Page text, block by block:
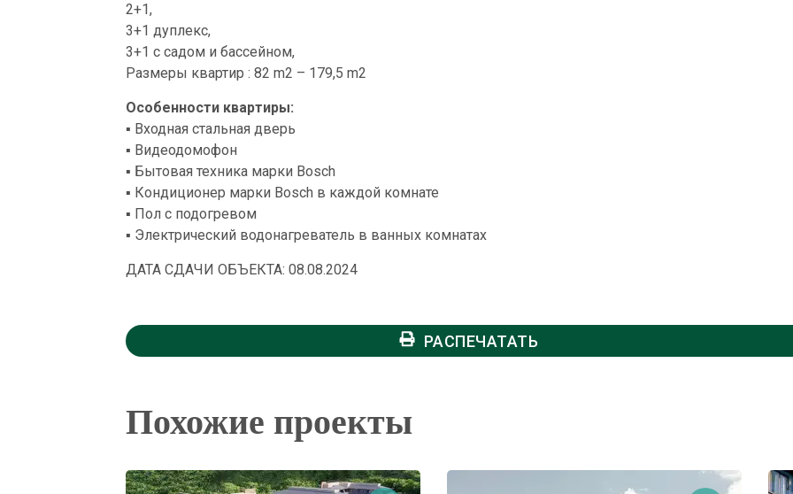
2+1,
3+1 дуплекс,
3+1 с садом и бассейном,
Размеры квартир : 82 m2 – 179,5 m2
Особенности квартиры:
▪ Входная стальная дверь
▪ Видеодомофон
▪ Бытовая техника марки Bosch
▪ Кондиционер марки Bosch в каждой комнате
▪ Пол с подогревом
▪ Электрический водонагреватель в ванных комнатах
ДАТА СДАЧИ ОБЪЕКТА: 08.08.2024
РАСПЕЧАТАТЬ
Похожие проекты